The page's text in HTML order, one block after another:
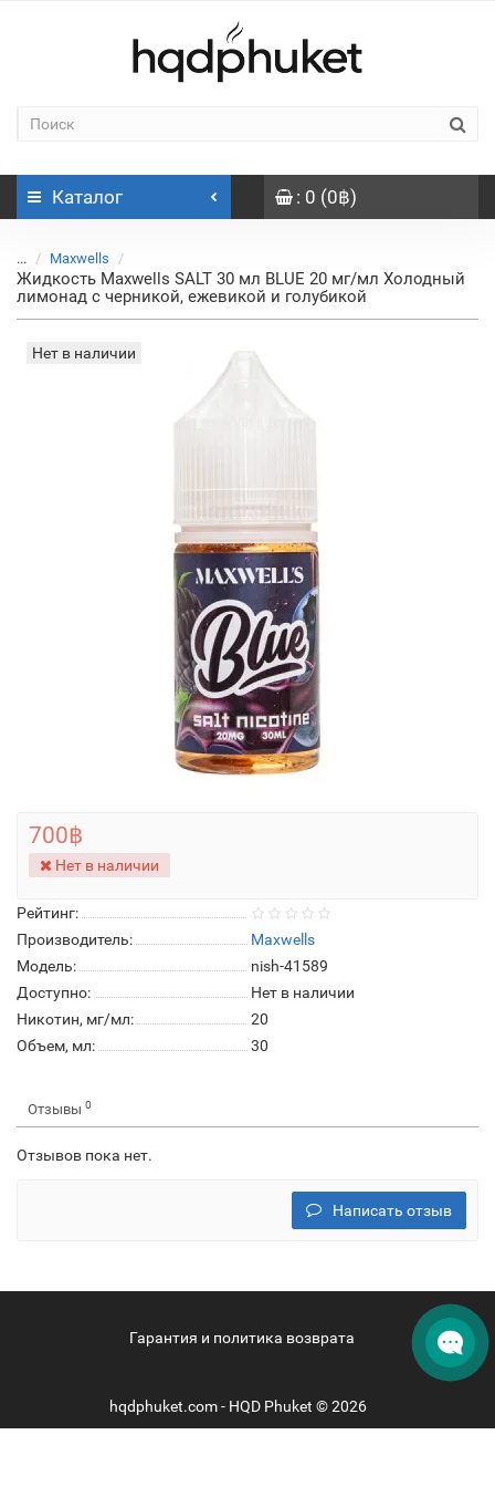
Каталог : 0 (0฿)
... Maxwells
Жидкость Maxwells SALT 30 мл BLUE 20 мг/мл Холодный
лимонад с черникой, ежевикой и голубикой
Нет в наличии
Рейтинг:
Производитель:
Maxwells
Модель:
nish-41589
Доступно:
Нет в наличии
Никотин, мг/мл:
20
Объем, мл:
30
700฿
Нет в наличии
Отзывы 0
Отзывов пока нет.
Написать отзыв
Гарантия и политика возврата
hqdphuket.com - HQD Phuket © 2026